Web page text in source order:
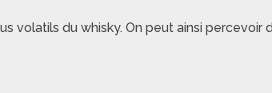
volatils du whisky. On peut ainsi